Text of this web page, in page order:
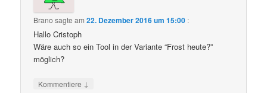
Brano sagte am22. Dezember 2016 um 15:00 :
Hallo Cristoph
Wäre auch so ein Tool in der Variante “Frost heute?”
möglich?
Kommentiere ↓